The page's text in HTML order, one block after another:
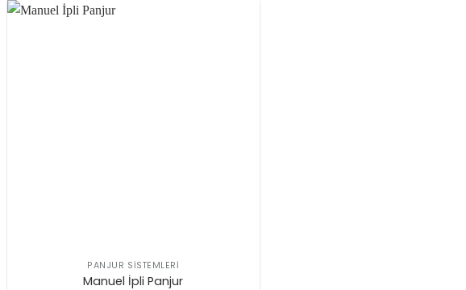
PANJUR SISTEMLERI
Manuel İpli Panjur